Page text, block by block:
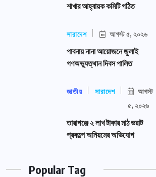
শাখার আহ্বায়ক কমিটি গঠিত
সারাদেশ আগস্ট ৫, ২০২৬
পাবনায় নানা আয়োজনে জুলাই
গণঅভ্যুত্থান দিবস পালিত
জাতীয় সারাদেশ
আগস্ট
৫, ২০২৬
তারাগঞ্জে ২ লাখ টাকার মাঠ ভরাট
প্রকল্পে অনিয়মের অভিযোগ
Popular Tag